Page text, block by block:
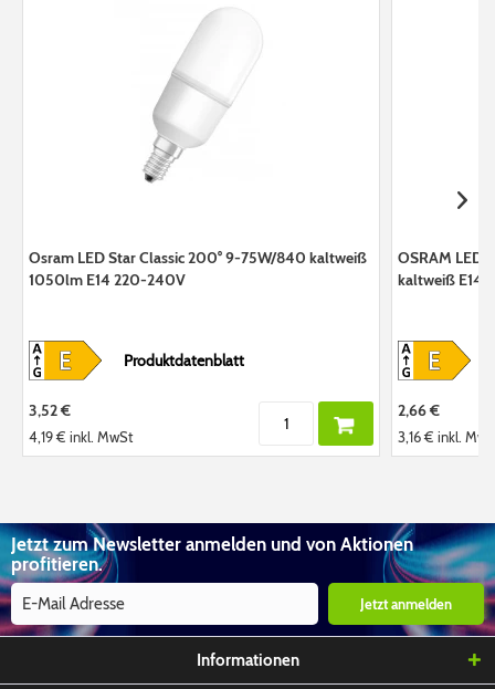
Osram LED Star Classic 200° 9-75W/840 kaltweiß
1050lm E14 220-240V
Produktdatenblatt
3,52 €
4,19 € inkl. MwSt
OSRAM LED
kaltweiß E14
2,66 €
3,16 €inkl.
Jetzt zum Newsletter anmelden und von Aktionen
profitieren.
Jetzt anmelden
Informationen